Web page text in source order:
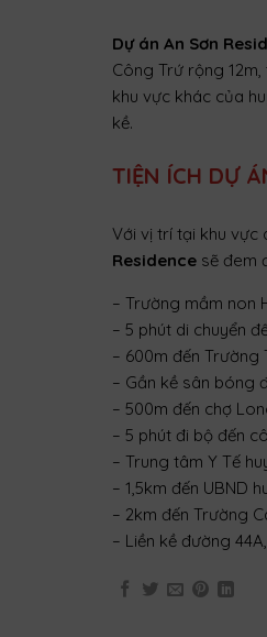
Dự án An Sơn
Công Trứ rộng
khu vực khác của
kề.
TIỆN ÍCH DỰ
Với vị trí tại khu vực
Residence sẽ đem
– Trường mầm non
– 5 phút di chuyển
– 600m đến Trường
– Gần kề sân bóng
– 500m đến chợ
– 5 phút đi bộ đến
– Trung tâm Y Tế
– 1,5km đến UBND
– 2km đến Trường
– Liền kề đường